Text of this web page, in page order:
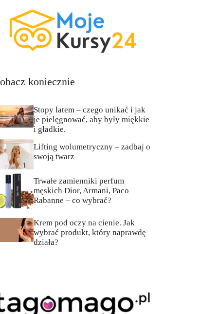
koniecznie
Stopy latem – czego unikać i jak
je pielęgnować, aby były miękkie
i gładkie.
Lifting wolumetryczny – zadbaj o
swoją twarz
Trwałe zamienniki perfum
męskich Dior, Armani, Paco
Rabanne – co wybrać?
Krem pod oczy na cienie. Jak
wybrać produkt, który naprawdę
działa?